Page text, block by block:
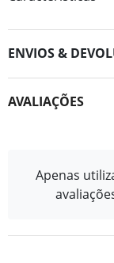
ENVIOS &
AVALIAÇÕES
Apenas